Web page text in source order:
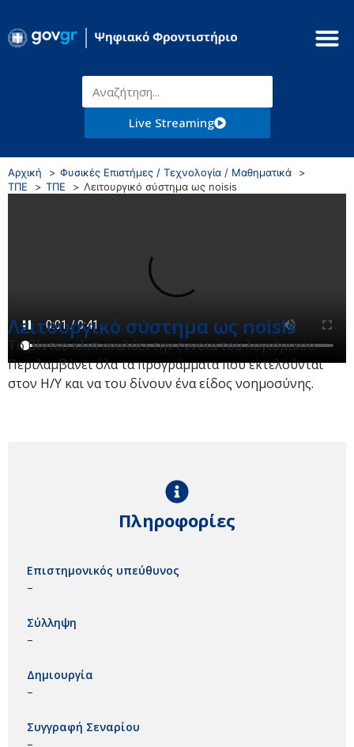
Live Streaming
Αρχική
Φυσικές Επιστήμες / Τεχνολογία / Μαθηματικά
ΤΠΕ
ΤΠΕ Λειτουργικό σύστημα ως noisis
Λειτουργικό σύστημα ως noisis
Το βίντεο κλιπ αναλύει την έννοια του λογισμικού.
Περιλαμβάνει όλα τα προγράμματα που εκτελούνται
στον Η/Υ και να του δίνουν ένα είδος νοημοσύνης.
Πληροφορίες
Επιστημονικός υπεύθυνος
–
Σύλληψη
–
Δημιουργία
–
Συγγραφή Σεναρίου
–